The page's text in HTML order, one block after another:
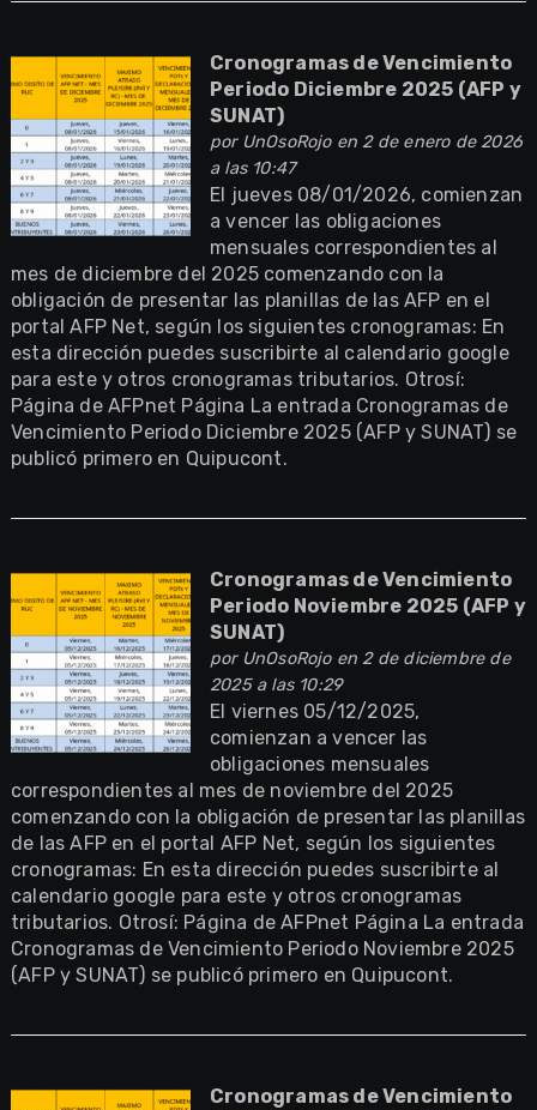
Cronogramas de Vencimiento
Periodo Diciembre 2025 (AFP y
SUNAT)
por UnOsoRojoen 2 de enero de 2026
a las 10:47
El jueves 08/01/2026, comienzan
a vencer las obligaciones
mensuales correspondientes al
mes de diciembre del 2025 comenzando con la
obligación de presentar las planillas de las AFP en el
portal AFP Net, según los siguientes cronogramas: En
esta dirección puedes suscribirte al calendario google
para este y otros cronogramas tributarios. Otrosí:
Página de AFPnet Página La entrada Cronogramas de
Vencimiento Periodo Diciembre 2025 (AFP y SUNAT) se
publicó primero en Quipucont.
Cronogramas de Vencimiento
Periodo Noviembre 2025 (AFP y
SUNAT)
por UnOsoRojoen 2 de diciembre de
2025 a las 10:29
El viernes 05/12/2025,
comienzan a vencer las
obligaciones mensuales
correspondientes al mes de noviembre del 2025
comenzando con la obligación de presentar las planillas
de las AFP en el portal AFP Net, según los siguientes
cronogramas: En esta dirección puedes suscribirte al
calendario google para este y otros cronogramas
tributarios. Otrosí: Página de AFPnet Página La entrada
Cronogramas de Vencimiento Periodo Noviembre 2025
(AFP y SUNAT) se publicó primero en Quipucont.
Cronogramas de Vencimiento